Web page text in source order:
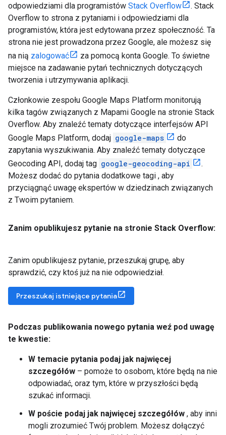
odpowiedziami dla programistów Stack Overflow
. Stack
Overflow to strona z pytaniami i odpowiedziami dla
programistów, która jest edytowana przez społeczność. Ta
strona nie jest prowadzona przez Google, ale możesz się
na nią zalogować
za pomocą konta Google. To świetne
miejsce na zadawanie pytań technicznych dotyczących
tworzenia i utrzymywania aplikacji.
Członkowie zespołu Google Maps Platform monitorują
kilka tagów związanych z Mapami Google na stronie Stack
Overflow. Aby znaleźć tematy dotyczące interfejsów API
Google Maps Platform, dodaj google-maps
do
zapytania wyszukiwania. Aby znaleźć tematy dotyczące
Geocoding API, dodaj tag google-geocoding-api
.
Możesz dodać do pytania dodatkowe tagi , aby
przyciągnąć uwagę ekspertów w dziedzinach związanych
z Twoim pytaniem.
Zanim opublikujesz pytanie na stronie Stack Overflow:
Zanim opublikujesz pytanie, przeszukaj grupę, aby
sprawdzić, czy ktoś już na nie odpowiedział.
Przeszukaj istniejące pytania
Podczas publikowania nowego pytania weź pod uwagę
te kwestie:
W temacie pytania podaj jak najwięcej
szczegółów – pomoże to osobom, które będą na nie
odpowiadać, oraz tym, które w przyszłości będą
szukać informacji.
W poście podaj jak najwięcej szczegółów , aby inni
mogli zrozumieć Twój problem. Możesz dołączyć